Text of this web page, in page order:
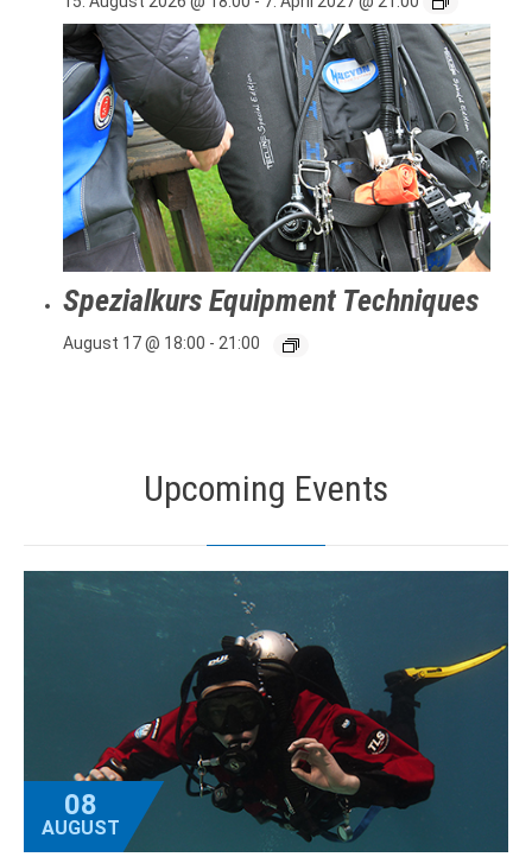
Spezialkurs Equipment Techniques
August 17 @ 18:00 -21:00
Upcoming Events
08
AUGUST